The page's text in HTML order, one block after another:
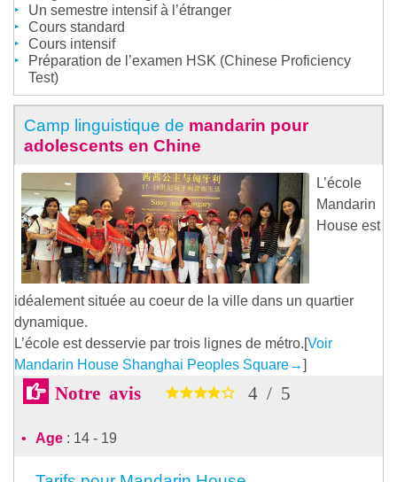
Un semestre intensif à l’étranger
Cours standard
Cours intensif
Préparation de l’examen HSK (Chinese Proficiency
Test)
Camp linguistique de mandarin pour
adolescents en Chine
L’école
Mandarin
House est
idéalement située au coeur de la ville dans un quartier
dynamique.
L’école est desservie par trois lignes de métro.[Voir
Mandarin House Shanghai Peoples Square→]
Notre avis 4 / 5
Age : 14 - 19